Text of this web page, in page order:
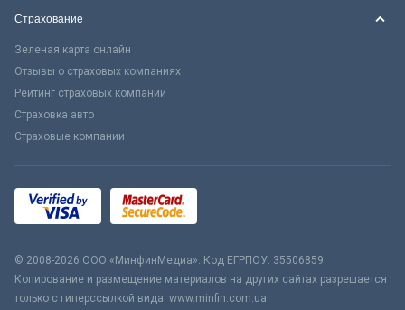
Страхование
Зеленая карта онлайн
Отзывы о страховых компаниях
Рейтинг страховых компаний
Страховка авто
Страховые компании
© 2008-2026 ООО «МинфинМедиа». Код ЕГРПОУ: 35506859
Копирование и размещение материалов на других сайтах разрешается
только с гиперссылкой вида: www.minfin.com.ua